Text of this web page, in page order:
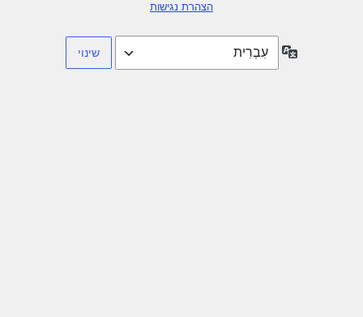
הצהרת נגישות
שפה